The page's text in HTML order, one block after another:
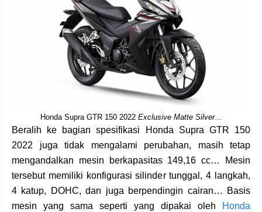
Honda Supra GTR 150 2022 Exclusive Matte Silver…
Beralih ke bagian spesifikasi Honda Supra GTR 150
2022 juga tidak mengalami perubahan, masih tetap
mengandalkan mesin berkapasitas 149,16 cc… Mesin
tersebut memiliki konfigurasi silinder tunggal, 4 langkah,
4 katup, DOHC, dan juga berpendingin cairan… Basis
mesin yang sama seperti yang dipakai oleh
Honda